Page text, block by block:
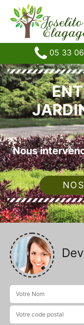
05 33
Nous